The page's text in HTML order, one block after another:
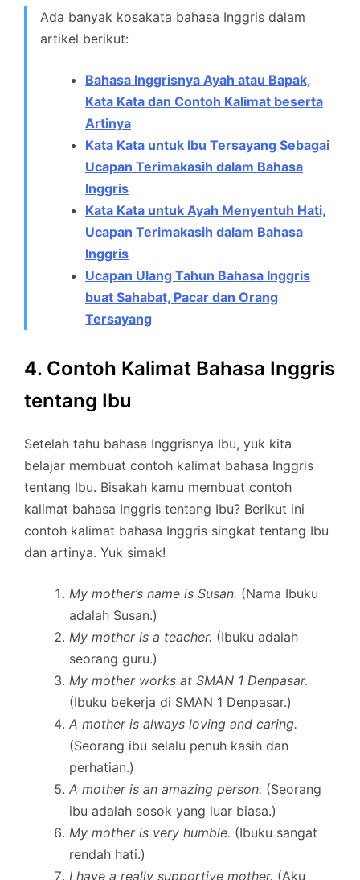
Ada banyak kosakata bahasa Inggris dalam
artikel berikut:
Bahasa Inggrisnya Ayah atau Bapak,
Kata Kata dan Contoh Kalimat beserta
Artinya
Kata Kata untuk Ibu Tersayang Sebagai
Ucapan Terimakasih dalam Bahasa
Inggris
Kata Kata untuk Ayah Menyentuh Hati,
Ucapan Terimakasih dalam Bahasa
Inggris
Ucapan Ulang Tahun Bahasa Inggris
buat Sahabat, Pacar dan Orang
Tersayang
4. Contoh Kalimat Bahasa Inggris
tentang Ibu
Setelah tahu bahasa Inggrisnya Ibu, yuk kita
belajar membuat contoh kalimat bahasa Inggris
tentang Ibu. Bisakah kamu membuat contoh
kalimat bahasa Inggris tentang Ibu? Berikut ini
contoh kalimat bahasa Inggris singkat tentang Ibu
dan artinya. Yuk simak!
My mother’s name is Susan. (Nama Ibuku
adalah Susan.)
My mother is a teacher. (Ibuku adalah
seorang guru.)
My mother works at SMAN 1 Denpasar.
(Ibuku bekerja di SMAN 1 Denpasar.)
A mother is always loving and caring.
(Seorang ibu selalu penuh kasih dan
perhatian.)
A mother is an amazing person. (Seorang
ibu adalah sosok yang luar biasa.)
My mother is very humble. (Ibuku sangat
rendah hati.)
I have a really supportive mother. (Aku